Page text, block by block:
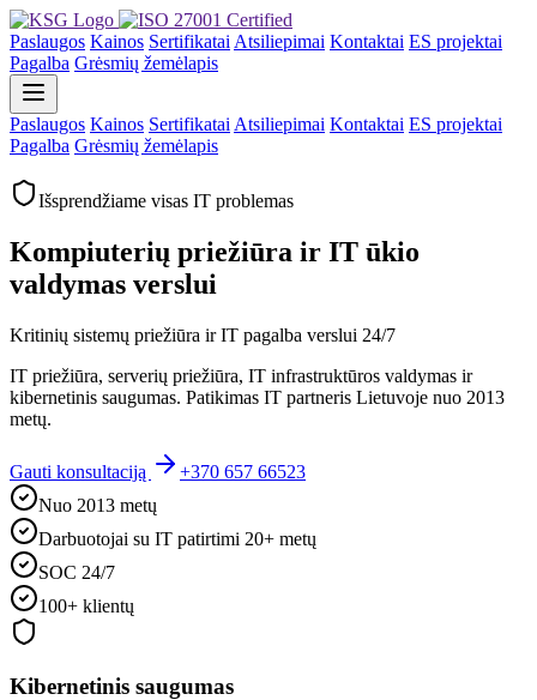
Paslaugos Kainos Sertifikatai Atsiliepimai Kontaktai ES projektai
Pagalba Grėsmių žemėlapis
Paslaugos Kainos Sertifikatai Atsiliepimai Kontaktai ES projektai
Pagalba Grėsmių žemėlapis
Išsprendžiame visas IT problemas
Kompiuterių priežiūra ir IT ūkio
valdymas verslui
Kritinių sistemų priežiūra ir IT pagalba verslui 24/7
IT priežiūra, serverių priežiūra, IT infrastruktūros valdymas ir
kibernetinis saugumas. Patikimas IT partneris Lietuvoje nuo 2013
metų.
Gauti konsultaciją
+370 657 66523
Nuo 2013 metų
Darbuotojai su IT patirtimi 20+ metų
SOC 24/7
100+ klientų
Kibernetinis saugumas